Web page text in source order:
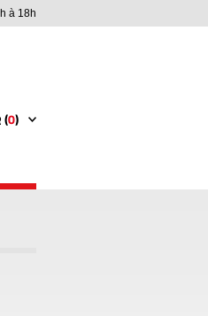
à 18h
(0)